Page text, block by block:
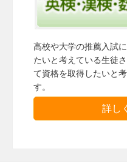
高校や大学の推薦入試
たいと考えている生徒
て資格を取得したいと
す。
詳し